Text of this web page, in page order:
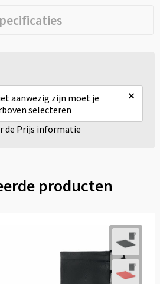
aanwezig zijn moet je
selecteren
×
de Prijs informatie
producten